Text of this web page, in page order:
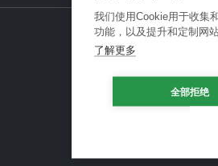
我们使用Cookie用于收集
功能，以及提升和定制网
了解更多
全部拒绝